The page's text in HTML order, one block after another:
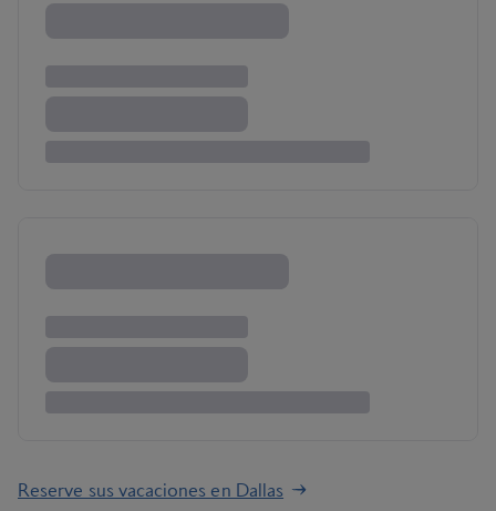
Reserve sus vacaciones en Dallas